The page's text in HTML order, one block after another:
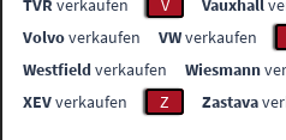
TVR verkaufen V Vauxhall
Volvoverkaufen VWverkaufen
Westfieldverkaufen Wiesmann
XEVverkaufen Z Zastava